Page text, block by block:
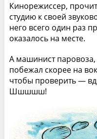
Кинорежиссер,
студию к своей
него всего один
оказалось на месте.
А машинист
побежал скорее на
чтобы проверить —
Шшшшш!